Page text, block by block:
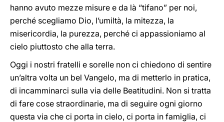
hanno avuto mezze misure e da là “tifano” per noi,
perché scegliamo Dio, l’umiltà, la mitezza, la
misericordia, la purezza, perché ci appassioniamo al
cielo piuttosto che alla terra.
Oggi i nostri fratelli e sorelle non ci chiedono di sentire
un’altra volta un bel Vangelo, ma di metterlo in pratica,
di incamminarci sulla via delle Beatitudini. Non si tratta
di fare cose straordinarie, ma di seguire ogni giorno
questa via che ci porta in cielo, ci porta in famiglia, ci